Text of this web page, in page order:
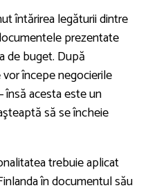
întărirea legăturii dintre
prezentate
de buget. După
începe negocierile
acesta este un
să se încheie
trebuie aplicat
în documentul său